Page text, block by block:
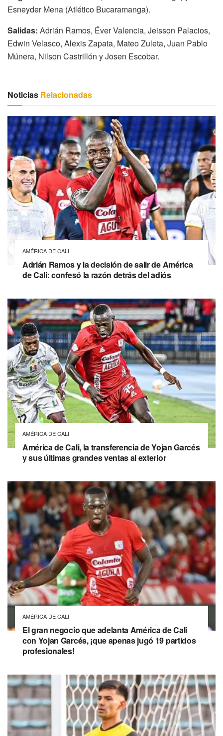
Esneyder Mena (Atlético Bucaramanga).
Salidas: Adrián Ramos, Éver Valencia, Jeisson Palacios,
Edwin Velasco, Alexis Zapata, Mateo Zuleta, Juan Pablo
Múnera, Nilson Castrillón y Josen Escobar.
Noticias Relacionadas
AMÉRICA DE CALI
Adrián Ramos y la decisión de salir de América
de Cali: confesó la razón detrás del adiós
AMÉRICA DE CALI
América de Cali, la transferencia de Yojan Garcés
y sus últimas grandes ventas al exterior
AMÉRICA DE CALI
El gran negocio que adelanta América de Cali
con Yojan Garcés, ¡que apenas jugó 19 partidos
profesionales!